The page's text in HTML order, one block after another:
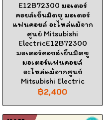
E12B72300 มอเตอร์
คอยล์เย็นมิตซู มอเตอร์
แฟนคอยล์ อะไหล่แม้จาก
ศูนย์ Mitsubishi
ElectricE12B72300
มอเตอร์คอยล์เย็นมิตซู
มอเตอร์แฟนคอยล์
อะไหล่แม้จากศูนย์
Mitsubishi Electric
฿2,400